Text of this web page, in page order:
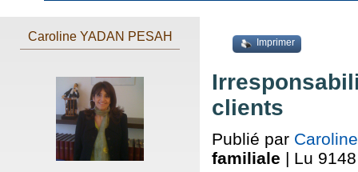
Caroline YADAN PESAH Imprimer
clients
Publié par
familiale | Lu